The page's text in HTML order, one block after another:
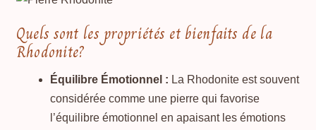
Quels sont les propriétés et bienfaits de la
Rhodonite?
Équilibre Émotionnel : La Rhodonite est souvent
considérée comme une pierre qui favorise
l’équilibre émotionnel en apaisant les émotions